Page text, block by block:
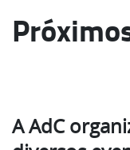
A AdC